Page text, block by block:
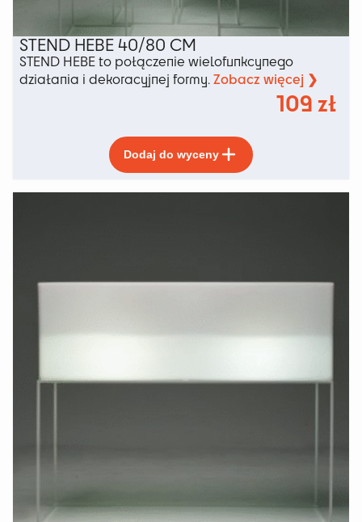
STEND HEBE 40/80 CM
STEND HEBE to połączenie wielofunkcynego
działania i dekoracyjnej formy. Zobacz więcej ❯
109 zł
Dodaj do wyceny
produkt
ma
wiele
na